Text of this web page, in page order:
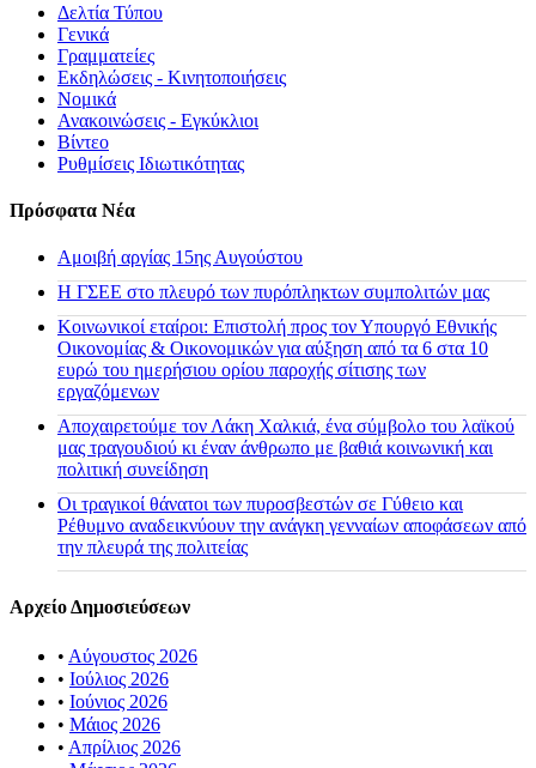
Δελτία Τύπου
Γενικά
Γραμματείες
Εκδηλώσεις - Κινητοποιήσεις
Νομικά
Ανακοινώσεις - Εγκύκλιοι
Βίντεο
Ρυθμίσεις Ιδιωτικότητας
Πρόσφατα Νέα
Αμοιβή αργίας 15ης Αυγούστου
H ΓΣΕΕ στο πλευρό των πυρόπληκτων συμπολιτών μας
Κοινωνικοί εταίροι: Επιστολή προς τον Υπουργό Εθνικής
Οικονομίας & Οικονομικών για αύξηση από τα 6 στα 10
ευρώ του ημερήσιου ορίου παροχής σίτισης των
εργαζόμενων
Αποχαιρετούμε τον Λάκη Χαλκιά, ένα σύμβολο του λαϊκού
μας τραγουδιού κι έναν άνθρωπο με βαθιά κοινωνική και
πολιτική συνείδηση
Οι τραγικοί θάνατοι των πυροσβεστών σε Γύθειο και
Ρέθυμνο αναδεικνύουν την ανάγκη γενναίων αποφάσεων από
την πλευρά της πολιτείας
Αρχείο Δημοσιεύσεων
• Αύγουστος 2026
• Ιούλιος 2026
• Ιούνιος 2026
• Μάιος 2026
• Απρίλιος 2026